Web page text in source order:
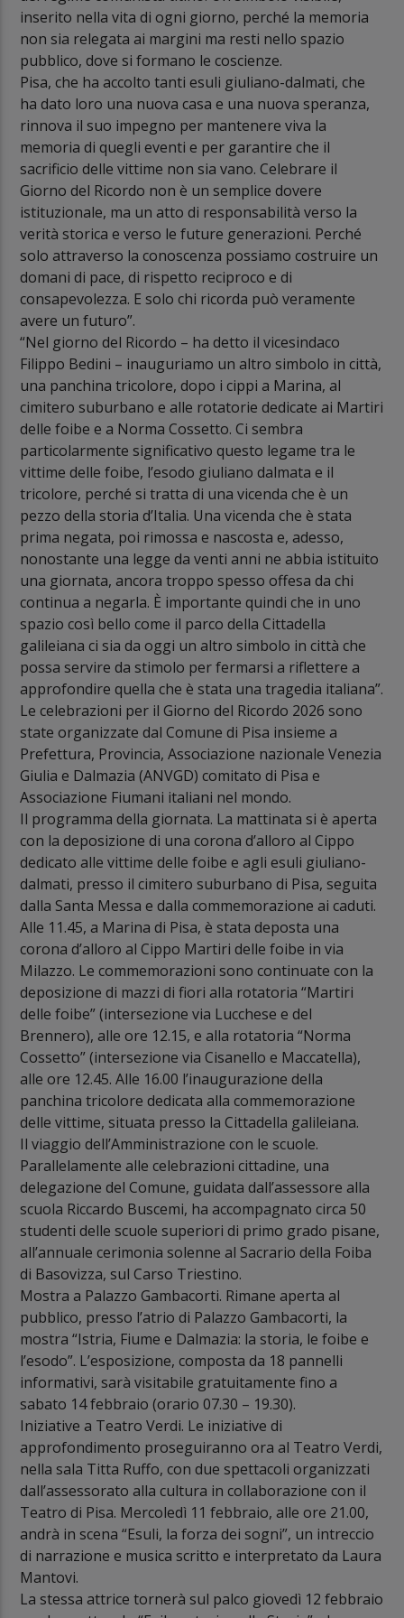
inserito nella vita di ogni giorno, perché la memoria
non sia relegata ai margini ma resti nello spazio
pubblico, dove si formano le coscienze.
Pisa, che ha accolto tanti esuli giuliano-dalmati, che
ha dato loro una nuova casa e una nuova speranza,
rinnova il suo impegno per mantenere viva la
memoria di quegli eventi e per garantire che il
sacrificio delle vittime non sia vano. Celebrare il
Giorno del Ricordo non è un semplice dovere
istituzionale, ma un atto di responsabilità verso la
verità storica e verso le future generazioni. Perché
solo attraverso la conoscenza possiamo costruire un
domani di pace, di rispetto reciproco e di
consapevolezza. E solo chi ricorda può veramente
avere un futuro”.
“Nel giorno del Ricordo – ha detto il vicesindaco
Filippo Bedini – inauguriamo un altro simbolo in città,
una panchina tricolore, dopo i cippi a Marina, al
cimitero suburbano e alle rotatorie dedicate ai Martiri
delle foibe e a Norma Cossetto. Ci sembra
particolarmente significativo questo legame tra le
vittime delle foibe, l’esodo giuliano dalmata e il
tricolore, perché si tratta di una vicenda che è un
pezzo della storia d’Italia. Una vicenda che è stata
prima negata, poi rimossa e nascosta e, adesso,
nonostante una legge da venti anni ne abbia istituito
una giornata, ancora troppo spesso offesa da chi
continua a negarla. È importante quindi che in uno
spazio così bello come il parco della Cittadella
galileiana ci sia da oggi un altro simbolo in città che
possa servire da stimolo per fermarsi a riflettere a
approfondire quella che è stata una tragedia italiana”.
Le celebrazioni per il Giorno del Ricordo 2026 sono
state organizzate dal Comune di Pisa insieme a
Prefettura, Provincia, Associazione nazionale Venezia
Giulia e Dalmazia (ANVGD) comitato di Pisa e
Associazione Fiumani italiani nel mondo.
Il programma della giornata. La mattinata si è aperta
con la deposizione di una corona d’alloro al Cippo
dedicato alle vittime delle foibe e agli esuli giuliano-
dalmati, presso il cimitero suburbano di Pisa, seguita
dalla Santa Messa e dalla commemorazione ai caduti.
Alle 11.45, a Marina di Pisa, è stata deposta una
corona d’alloro al Cippo Martiri delle foibe in via
Milazzo. Le commemorazioni sono continuate con la
deposizione di mazzi di fiori alla rotatoria “Martiri
delle foibe” (intersezione via Lucchese e del
Brennero), alle ore 12.15, e alla rotatoria “Norma
Cossetto” (intersezione via Cisanello e Maccatella),
alle ore 12.45. Alle 16.00 l’inaugurazione della
panchina tricolore dedicata alla commemorazione
delle vittime, situata presso la Cittadella galileiana.
Il viaggio dell’Amministrazione con le scuole.
Parallelamente alle celebrazioni cittadine, una
delegazione del Comune, guidata dall’assessore alla
scuola Riccardo Buscemi, ha accompagnato circa 50
studenti delle scuole superiori di primo grado pisane,
all’annuale cerimonia solenne al Sacrario della Foiba
di Basovizza, sul Carso Triestino.
Mostra a Palazzo Gambacorti. Rimane aperta al
pubblico, presso l’atrio di Palazzo Gambacorti, la
mostra “Istria, Fiume e Dalmazia: la storia, le foibe e
l’esodo”. L’esposizione, composta da 18 pannelli
informativi, sarà visitabile gratuitamente fino a
sabato 14 febbraio (orario 07.30 – 19.30).
Iniziative a Teatro Verdi. Le iniziative di
approfondimento proseguiranno ora al Teatro Verdi,
nella sala Titta Ruffo, con due spettacoli organizzati
dall’assessorato alla cultura in collaborazione con il
Teatro di Pisa. Mercoledì 11 febbraio, alle ore 21.00,
andrà in scena “Esuli, la forza dei sogni”, un intreccio
di narrazione e musica scritto e interpretato da Laura
Mantovi.
La stessa attrice tornerà sul palco giovedì 12 febbraio